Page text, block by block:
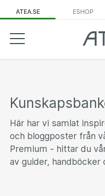
ATEA.SE ESHOP
Här har vi samlat
och bloggposter från
Premium - hittar du
av guider, handböcker